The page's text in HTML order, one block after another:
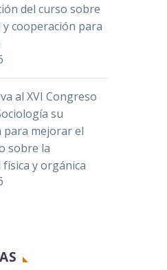
del curso sobre
y cooperación para
al XVI Congreso
su
para mejorar el
sobre la
física y orgánica